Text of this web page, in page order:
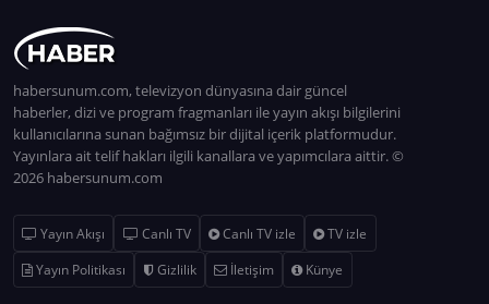
habersunum.com, televizyon dünyasına dair güncel
haberler, dizi ve program fragmanları ile yayın akışı bilgilerini
kullanıcılarına sunan bağımsız bir dijital içerik platformudur.
Yayınlara ait telif hakları ilgili kanallara ve yapımcılara aittir. ©
2026 habersunum.com
Yayın Akışı Canlı TV Canlı TV izle
TV izle
Yayın Politikası
Gizlilik İletişim Künye